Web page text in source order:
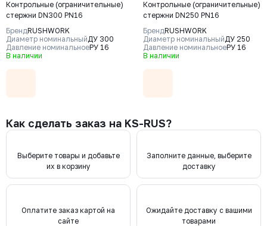
Контрольные (ограничительные)
стержни DN300 PN16
БрендRUSHWORK
Диаметр номинальныйДУ 300
Давление номинальноеРУ 16
В наличии
Контрольные (ограничительные)
стержни DN250 PN16
БрендRUSHWORK
Диаметр номинальныйДУ 250
Давление номинальноеРУ 16
В наличии
Как сделать заказ на KS-RUS?
Выберите товары и добавьте
их в корзину
Заполните данные, выберите
доставку
Оплатите заказ картой на
сайте
Ожидайте доставку с вашими
товарами